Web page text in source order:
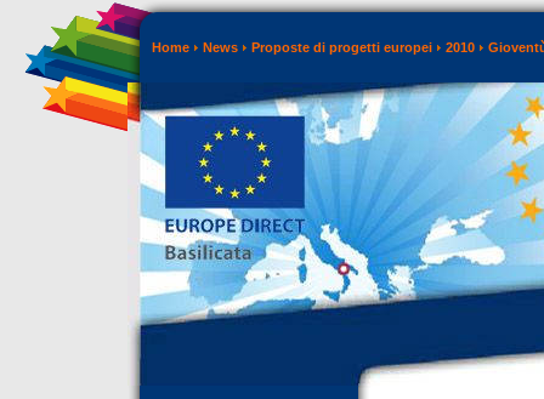
Home News Proposte di progetti europei 2010